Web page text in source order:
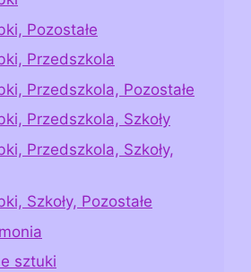
Pozostałe
Przedszkola
Przedszkola, Pozostałe
Przedszkola, Szkoły
Przedszkola, Szkoły,
Szkoły, Pozostałe
sztuki